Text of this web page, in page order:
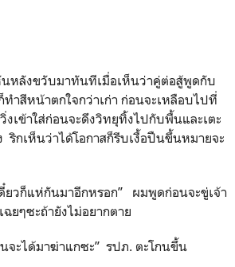
ขวับมาทันทีเมื่อเห็นว่าคู่ต่อสู้พูดกับ
ำสีหน้าตกใจกว่าเก่า ก่อนจะเหลือบไปที่
เข้าใส่ก่อนจะดึงวิทยุทิ้งไปกับพื้นและเตะ
ริกเห็นว่าได้โอกาสก็รีบเงื้อปืนขึ้นหมายจะ
ดี๋ยวก็แห่กันมาอีกหรอก” ผมพูดก่อนจะขู่เจ้า
ยๆซะถ้ายังไม่อยากตาย
จะได้มาฆ่าแกซะ” รปภ. ตะโกนขึ้น